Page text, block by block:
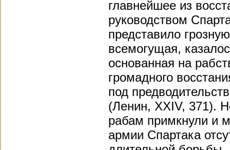
главнейшее из
руководством
представило
всемогущая,
основанная на
громадного
под
(Ленин, XXIV, 371).
рабам примкнули и
армии Спартака